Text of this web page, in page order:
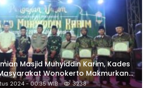
Masjid Muhyiddin Karim, Kades
Wonokerto Makmurkan
2024 - 00:35 WIB 3238